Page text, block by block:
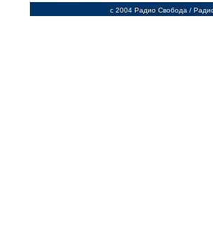
c 2004 Радио Свобода /